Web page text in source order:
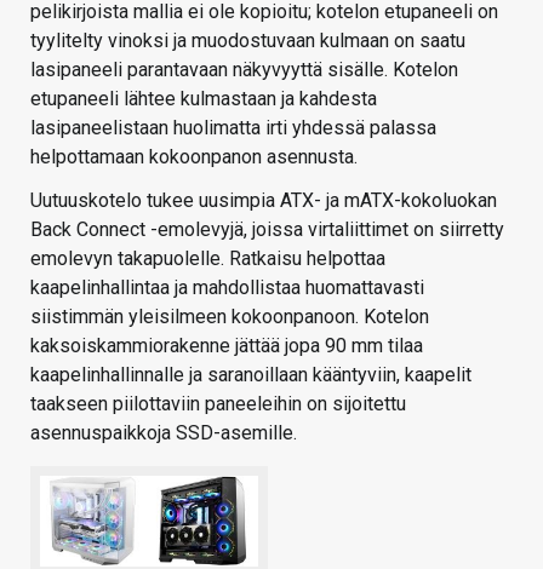
pelikirjoista mallia ei ole kopioitu; kotelon etupaneeli on
tyylitelty vinoksi ja muodostuvaan kulmaan on saatu
lasipaneeli parantavaan näkyvyyttä sisälle. Kotelon
etupaneeli lähtee kulmastaan ja kahdesta
lasipaneelistaan huolimatta irti yhdessä palassa
helpottamaan kokoonpanon asennusta.
Uutuuskotelo tukee uusimpia ATX- ja mATX-kokoluokan
Back Connect -emolevyjä, joissa virtaliittimet on siirretty
emolevyn takapuolelle. Ratkaisu helpottaa
kaapelinhallintaa ja mahdollistaa huomattavasti
siistimmän yleisilmeen kokoonpanoon. Kotelon
kaksoiskammiorakenne jättää jopa 90 mm tilaa
kaapelinhallinnalle ja saranoillaan kääntyviin, kaapelit
taakseen piilottaviin paneeleihin on sijoitettu
asennuspaikkoja SSD-asemille.